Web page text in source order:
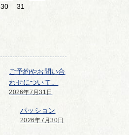
30 31
ご予約やお問い合
わせについて。
2026年7月31日
パッション
2026年7月30日